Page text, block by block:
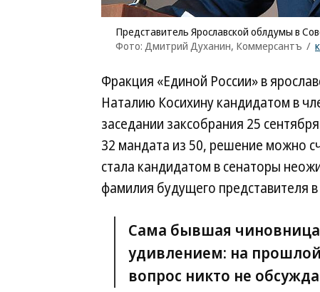
Представитель Ярославской облдумы в
Фото: Дмитрий Духанин, Коммерсантъ /
Фракция «Единой России» в
Наталию Косихину кандидатом в
заседании заксобрания 25
32 мандата из 50, решение можно
стала кандидатом в сенаторы
фамилия будущего представителя
Сама бывшая чиновница
удивлением: на прошлой
вопрос никто не